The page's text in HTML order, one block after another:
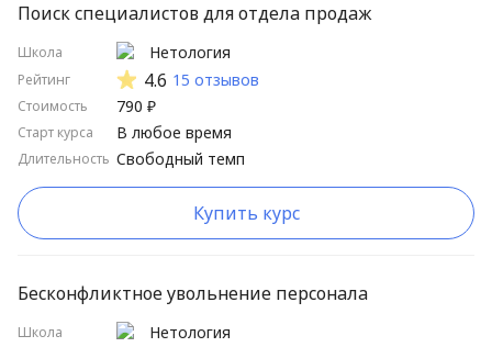
Сначала дорогие
Стартуют скоро
Стартуют нескоро
Школы от А до Я
Длительные курсы сначала
Короткие курсы сначала
Высокий рейтинг
Поиск специалистов для отдела продаж
Школа
Рейтинг
Стоимость
Старт курса
Длительность
Нетология
4.6 15 отзывов
790 ₽
Свободный темп
В любое время
Купить курс
Бесконфликтное увольнение персонала
Школа
Нетология